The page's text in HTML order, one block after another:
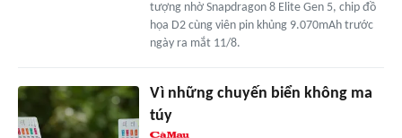
tượng nhờ Snapdragon 8 Elite Gen 5, chip đồ
họa D2 cùng viên pin khủng 9.070mAh trước
ngày ra mắt 11/8.
Vì những chuyến biển không ma
túy